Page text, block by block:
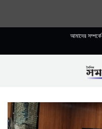
আমাদের সম্পর্কে